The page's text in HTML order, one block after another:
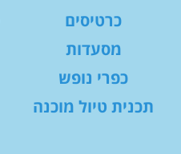
כרטיסים
מסעדות
כפרי נופש
תכנית טיול מוכנה